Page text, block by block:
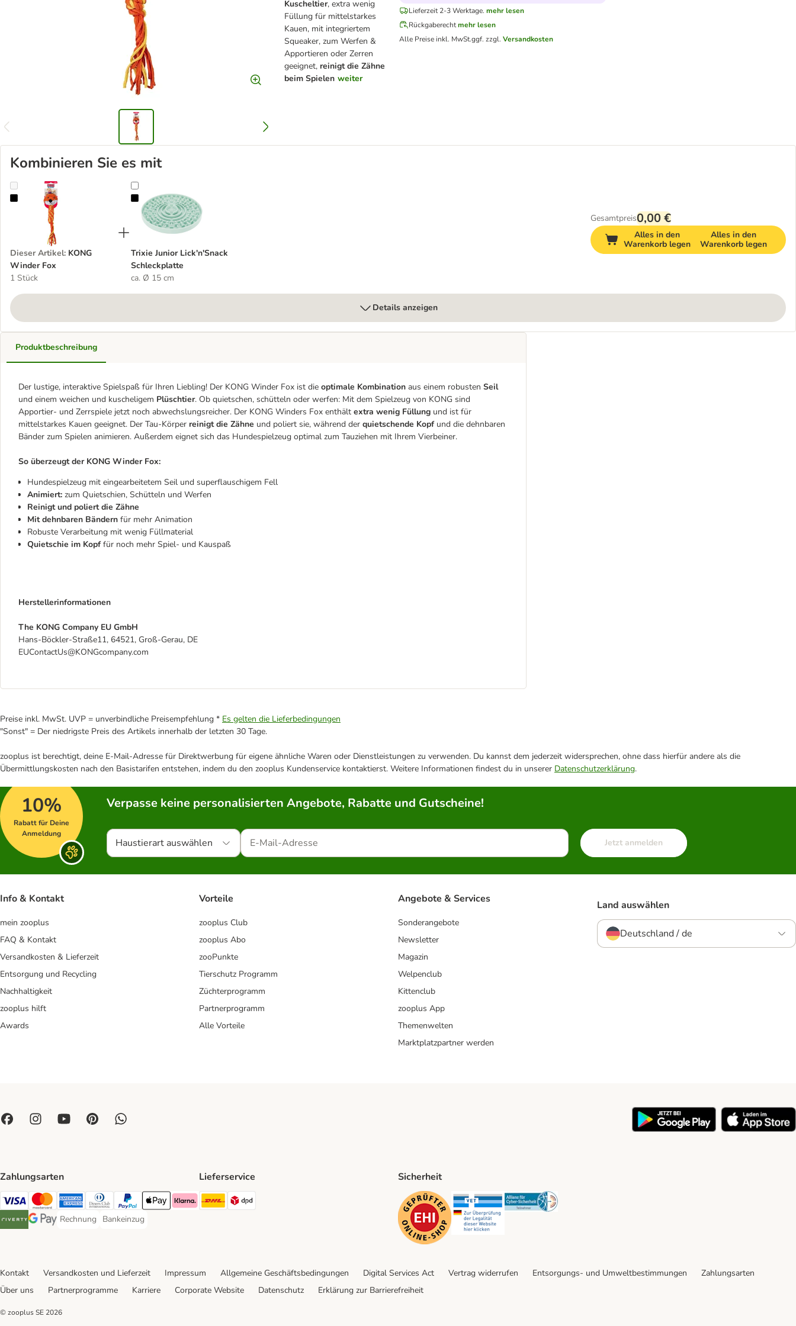
Kuscheltier, extra wenig
Füllung für mittelstarkes
Kauen, mit integriertem
Squeaker, zum Werfen &
Apportieren oder Zerren
geeignet, reinigt die Zähne
beim Spielen weiter
Lieferzeit 2-3 Werktage. mehr lesen
Rückgaberechtmehr lesen
Alle Preise inkl. MwSt.ggf. zzgl. Versandkosten
Kombinieren Sie es mit
KONG Winder Fox
Dieser Artikel: KONG
Winder Fox
1 Stück
Trixie Junior Lick'n'Snack Schleckplatte
Trixie Junior Lick'n'Snack
Schleckplatte
ca. Ø 15 cm
Gesamtpreis0,00 €
Alles in den
Warenkorb legen
Alles in den
Warenkorb legen
Details anzeigen
Produktbeschreibung
Der lustige, interaktive Spielspaß für Ihren Liebling! Der KONG Winder Fox ist die optimale Kombination aus einem robusten Seil
und einem weichen und kuscheligem Plüschtier. Ob quietschen, schütteln oder werfen: Mit dem Spielzeug von KONG sind
Apportier- und Zerrspiele jetzt noch abwechslungsreicher. Der KONG Winders Fox enthält extra wenig Füllung und ist für
mittelstarkes Kauen geeignet. Der Tau-Körper reinigt die Zähne und poliert sie, während der quietschende Kopfund die dehnbaren
Bänder zum Spielen animieren. Außerdem eignet sich das Hundespielzeug optimal zum Tauziehen mit Ihrem Vierbeiner.
So überzeugt der KONG Winder Fox:
Hundespielzeug mit eingearbeitetem Seil und superflauschigem Fell
Animiert: zum Quietschien, Schütteln und Werfen
Reinigt und poliert die Zähne
Mit dehnbaren Bändern für mehr Animation
Robuste Verarbeitung mit wenig Füllmaterial
Quietschie im Kopffür noch mehr Spiel- und Kauspaß
Herstellerinformationen
The KONG Company EU GmbH
Hans-Böckler-Straße11, 64521, Groß-Gerau, DE
EUContactUs@KONGcompany.com
Preise inkl. MwSt. UVP = unverbindliche Preisempfehlung * Es gelten die Lieferbedingungen
"Sonst" = Der niedrigste Preis des Artikels innerhalb der letzten 30 Tage.
zooplus ist berechtigt, deine E-Mail-Adresse für Direktwerbung für eigene ähnliche Waren oder Dienstleistungen zu verwenden. Du kannst dem jederzeit widersprechen, ohne dass hierfür andere als die
Übermittlungskosten nach den Basistarifen entstehen, indem du den zooplus Kundenservice kontaktierst. Weitere Informationen findest du in unserer Datenschutzerklärung.
10%
Rabatt für Deine
Anmeldung
Verpasse keine personalisierten Angebote, Rabatte und Gutscheine!
Haustierart auswählen Jetzt anmelden
Info & Kontakt
mein zooplus
FAQ & Kontakt
Versandkosten & Lieferzeit
Entsorgung und Recycling
Nachhaltigkeit
zooplus hilft
Awards
Vorteile
zooplus Club
zooplus Abo
zooPunkte
Tierschutz Programm
Züchterprogramm
Partnerprogramm
Alle Vorteile
Angebote & Services
Sonderangebote
Newsletter
Magazin
Welpenclub
Kittenclub
zooplus App
Themenwelten
Marktplatzpartner werden
Land auswählen
Deutschland / de
Zahlungsarten
Visa Payment Method
Mastercard Payment Method
American Express Payment Method
Diners Club Payment Method
PayPal Payment Method
Apple Pay Payment Method
Klarna Payment Method
Riverty Payment Method
Google Pay Payment Method
Rechnung
Rechnung Payment Method
Bankeinzug
Bankeinzug Payment Method
Lieferservice
DHL Shipping Method
Sicherheit
Security Security Security
Kontakt Versandkosten und Lieferzeit Impressum Allgemeine Geschäftsbedingungen Digital Services Act Vertrag widerrufen Entsorgungs- und Umweltbestimmungen
Zahlungsarten
Über uns
Partnerprogramme Karriere Corporate Website Datenschutz Erklärung zur Barrierefreiheit
© zooplus SE 2026